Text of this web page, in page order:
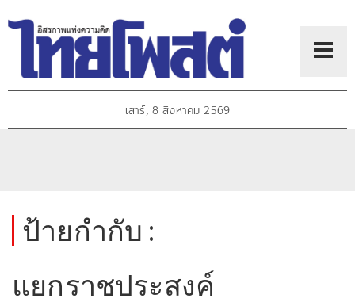
เสาร์, 8 สิงหาคม 2569
ป้ายกำกับ :
แยกราชประสงค์